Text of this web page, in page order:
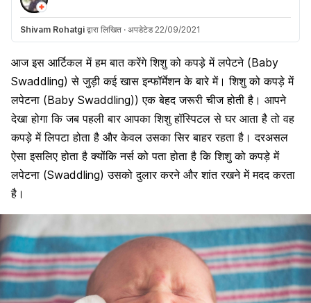
Shivam Rohatgi द्वारा लिखित · अपडेटेड 22/09/2021
आज इस आर्टिकल में हम बात करेंगे शिशु को कपड़े में लपेटने (Baby
Swaddling) से जुड़ी कई खास इन्फॉर्मेशन के बारे में। शिशु को कपड़े में
लपेटना (Baby Swaddling)) एक बेहद जरूरी चीज होती है। आपने
देखा होगा कि जब पहली बार आपका शिशु हॉस्पिटल से घर आता है तो वह
कपड़े में लिपटा होता है और केवल उसका सिर बाहर रहता है। दरअसल
ऐसा इसलिए होता है क्योंकि नर्स को पता होता है कि शिशु को कपड़े में
लपेटना (Swaddling) उसको दुलार करने और शांत रखने में मदद करता
है।